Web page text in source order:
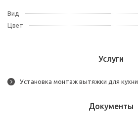
Вид
Цвет
Услуги
Установка монтаж вытяжки для кухни
Документы